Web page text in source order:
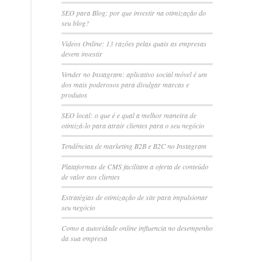
SEO para Blog: por que investir na otimização do
seu blog?
Vídeos Online: 13 razões pelas quais as empresas
devem investir
Vender no Instagram: aplicativo social móvel é um
dos mais poderosos para divulgar marcas e
produtos
SEO local: o que é e qual a melhor maneira de
otimizá-lo para atrair clientes para o seu negócio
Tendências de marketing B2B e B2C no Instagram
Plataformas de CMS facilitam a oferta de conteúdo
de valor aos clientes
Estratégias de otimização de site para impulsionar
seu negócio
Como a autoridade online influencia no desempenho
da sua empresa